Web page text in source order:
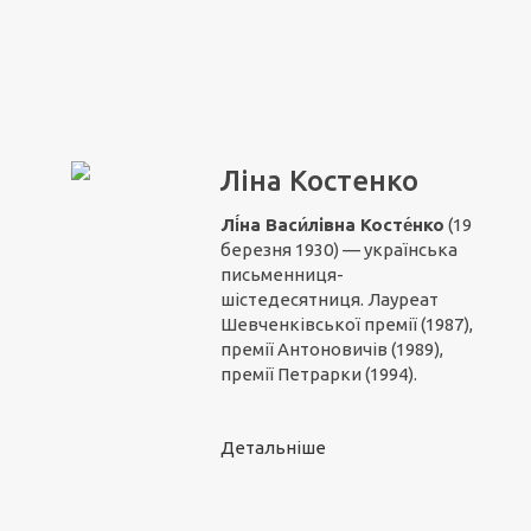
Ліна Костенко
Лі́на Васи́лівна Косте́нко (19
березня 1930) — українська
письменниця-
шістедесятниця. Лауреат
Шевченківської премії (1987),
премії Антоновичів (1989),
премії Петрарки (1994).
Детальніше